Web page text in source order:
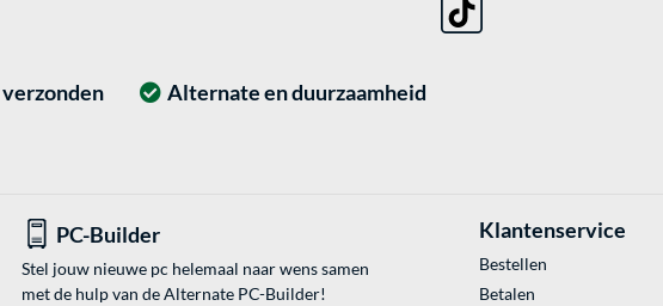
Alternate en duurzaamheid
PC-Builder
Stel jouw nieuwe pc helemaal naar wens samen
met de hulp van de Alternate PC-Builder!
Klantenservice
Bestellen
Betalen